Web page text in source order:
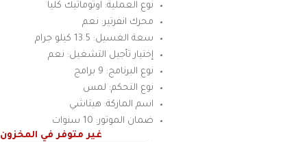
نوع العملية: اوتوماتيك كليا
محرك انفرتير: نعم
سعة الغسيل: 13.5 كيلو جرام
إختيار تأجيل التشغيل: نعم
نوع البرنامج: 9 برامج
نوع التحكم: لمس
اسم الماركة: هيتاشي
ضمان الموتور: 10 سنوات
غير متوفر في المخزون